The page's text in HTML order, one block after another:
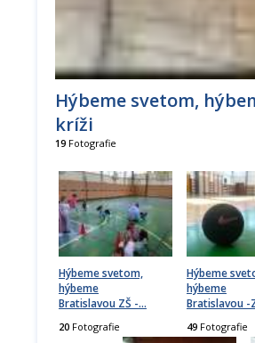
Hýbeme svetom,
kríži
19 Fotografie
Hýbeme svetom,
hýbeme
Bratislavou ZŠ -…
20Fotografie
Hýbeme
hýbeme
Bratislavou -
49Fotografie